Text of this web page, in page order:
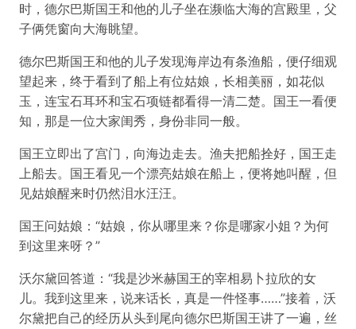
时，德尔巴斯国王和他的儿子坐在濒临大海的宫殿里，父
子俩凭窗向大海眺望。
德尔巴斯国王和他的儿子发现海岸边有条渔船，便仔细观
望起来，终于看到了船上有位姑娘，长相美丽，如花似
玉，连宝石耳环和宝石项链都看得一清二楚。国王一看便
知，那是一位大家闺秀，身份非同一般。
国王立即出了宫门，向海边走去。渔夫把船拴好，国王走
上船去。国王看见一个漂亮姑娘在船上，便将她叫醒，但
见姑娘醒来时仍然泪水汪汪。
国王问姑娘：“姑娘，你从哪里来？你是哪家小姐？为何
到这里来呀？”
沃尔黛回答道：“我是沙米赫国王的宰相易卜拉欣的女
儿。我到这里来，说来话长，真是一件怪事……”接着，沃
尔黛把自己的经历从头到尾向德尔巴斯国王讲了一遍，丝